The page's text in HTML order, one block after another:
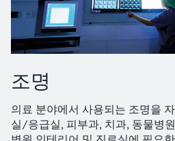
조명
의료 분야에서 사용되는 조명을
실/응급실, 피부과, 치과, 동물병